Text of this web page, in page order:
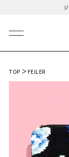
TOP FEILER